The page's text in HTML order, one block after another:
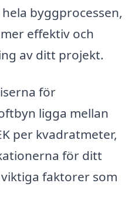
byggprocessen,
effektiv och
av ditt projekt.
för
ligga mellan
per kvadratmeter,
för ditt
faktorer som